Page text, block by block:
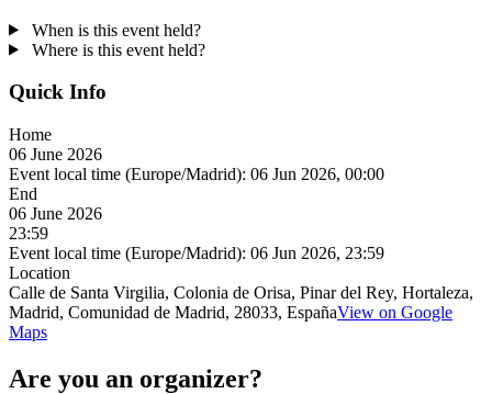
When is this event held?
Where is this event held?
Quick Info
Home
06 June 2026
Event local time (Europe/Madrid): 06 Jun 2026, 00:00
End
06 June 2026
23:59
Event local time (Europe/Madrid): 06 Jun 2026, 23:59
Location
Calle de Santa Virgilia, Colonia de Orisa, Pinar del Rey, Hortaleza,
Madrid, Comunidad de Madrid, 28033, EspañaView on Google
Maps
Are you an organizer?